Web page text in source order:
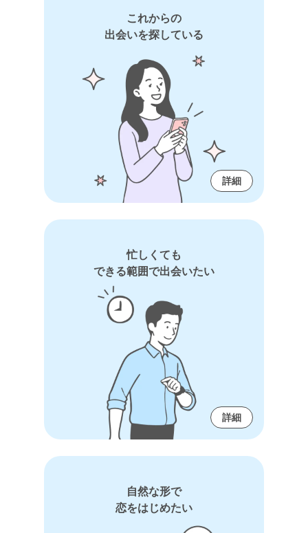
これからの
出会いを探している
詳細
忙しくても
できる範囲で出会いたい
詳細
自然な形で
恋をはじめたい